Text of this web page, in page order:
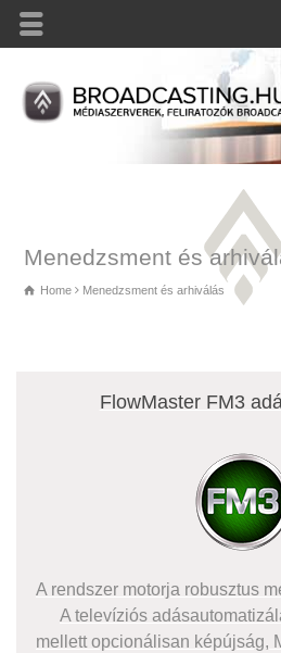
Menedzsment és
Home Menedzsment és arhiválás
FlowMaster FM3
A rendszer motorja robusztus
A televíziós
mellett opcionálisan képújság,